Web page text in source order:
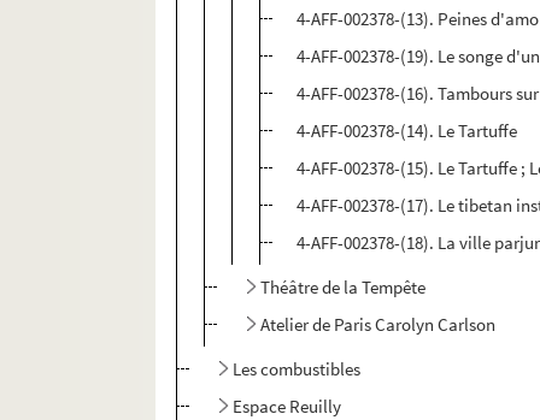
4-AFF-002378-(13). Peines
4-AFF-002378-(19). Le songe
4-AFF-002378-(16). Tambours
4-AFF-002378-(14). Le Tartuffe
4-AFF-002378-(15). Le Tartuffe ;
4-AFF-002378-(17). Le tibetan
4-AFF-002378-(18). La ville
Théâtre de la Tempête
Atelier de Paris Carolyn Carlson
Les combustibles
Espace Reuilly